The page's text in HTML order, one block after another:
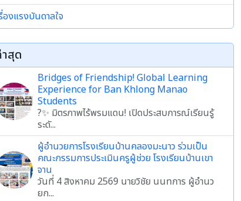
องแรงบันดาลใจ
สุด
Bridges of Friendship! Global Learning
Experience for Ban Khlong Manao
Students
?✨ มิตรภาพไร้พรมแดน! เปิดประสบการณ์เรียนรู้
ระดั...
ผู้อำนวยการโรงเรียนบ้านคลองมะนาว ร่วมเป็น
คณะกรรมการประเมินครูผู้ช่วย โรงเรียนบ้านเขา
จาน
วันที่ 4 สิงหาคม 2569 นายวิชัย นนทการ ผู้อำนว
ยก...